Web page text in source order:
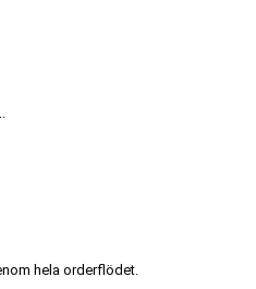
hela orderflödet.